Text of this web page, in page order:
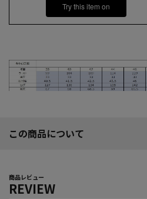
Try this item on
この商品について
商品レビュー
REVIEW